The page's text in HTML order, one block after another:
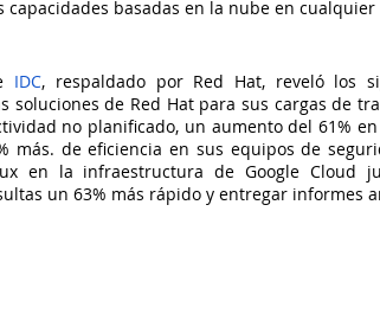
capacidades basadas en la nube en
IDC, respaldado por Red Hat, reveló los
soluciones de Red Hat para sus cargas de
no planificado, un aumento del 61%
más. de eficiencia en sus equipos de
en la infraestructura de Google Cloud
un 63% más rápido y entregar informes